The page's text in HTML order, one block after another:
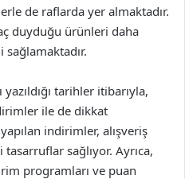
de raflarda yer almaktadır.
duyduğu ürünleri daha
tarihler itibarıyla,
ile de dikkat
indirimler, alışveriş
sağlıyor. Ayrıca,
programları ve puan